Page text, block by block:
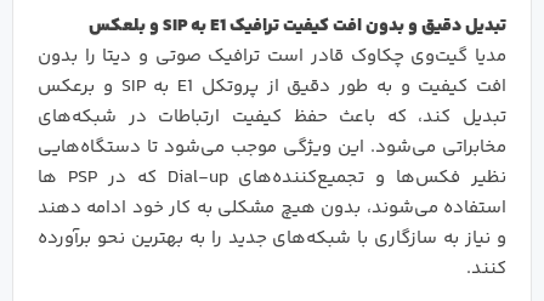
تبدیل دقیق و بدون افت کیفیت ترافیک بهSIP
و بلعکس
مدیا گیت‌وی چکاوک قادر است ترافیک صوتی و دیتا را بدون
افت کیفیت و به طور دقیق از پروتکل E1 به SIP و برعکس
تبدیل کند، که باعث حفظ کیفیت ارتباطات در شبکه‌های
مخابراتی می‌شود. این ویژگی موجب می‌شود تا دستگاه‌هایی
نظیر فکس‌ها و تجمیع‌کننده‌های Dial-up که در PSP ها
استفاده می‌شوند، بدون هیچ مشکلی به کار خود ادامه دهند
و نیاز به سازگاری با شبکه‌های جدید را به بهترین نحو برآورده
کنند.